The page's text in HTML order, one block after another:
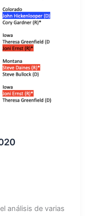
análisis de varias